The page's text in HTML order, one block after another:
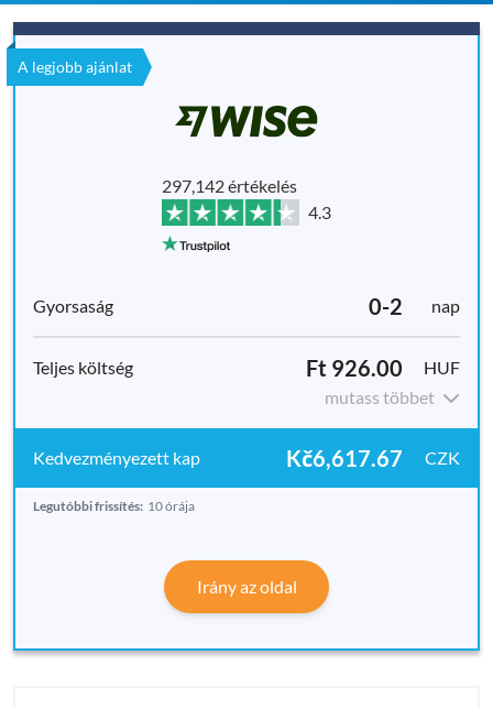
A legjobb ajánlat
297,142 értékelés
4.3
0-2 nap
Ft 926.00
HUF
mutass többet
Kč6,617.67 CZK
Legutóbbi frissítés: 10 órája
Irány az oldal